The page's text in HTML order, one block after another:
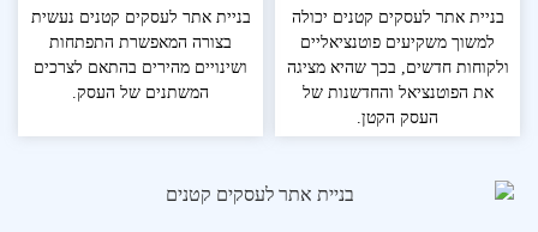
בניית אתר לעסקים קטנים יכולה
למשוך משקיעים פוטנציאליים
ולקוחות חדשים, בכך שהיא מציגה
את הפוטנציאל והחדשנות של
העסק הקטן.
בניית אתר לעסקים קטנים נעשית
בצורה המאפשרת התפתחות
ושינויים מהירים בהתאם לצרכים
המשתנים של העסק.